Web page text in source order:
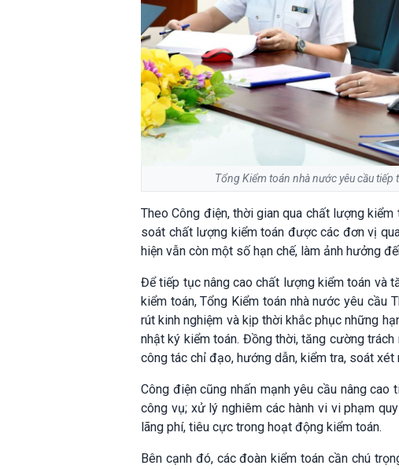
Tổng Kiểm toán nhà nước yêu cầu
Theo Công điện, thời gian qua chất lượng
soát chất lượng kiểm toán được các đơn vị
hiện vẫn còn một số hạn chế, làm ảnh hưởng
Để tiếp tục nâng cao chất lượng kiểm toán và
kiểm toán, Tổng Kiểm toán nhà nước yêu cầu
rút kinh nghiệm và kịp thời khắc phục những
nhật ký kiểm toán. Đồng thời, tăng cường
công tác chỉ đạo, hướng dẫn, kiểm tra, soát xét
Công điện cũng nhấn mạnh yêu cầu nâng
công vụ; xử lý nghiêm các hành vi vi phạm
lãng phí, tiêu cực trong hoạt động kiểm toán.
Bên cạnh đó, các đoàn kiểm toán cần chú